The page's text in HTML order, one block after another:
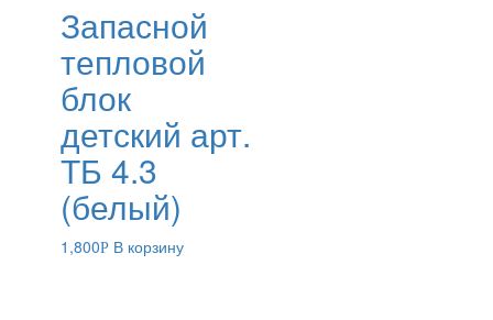
Запасной
тепловой
блок
детский арт.
ТБ 4.3
(белый)
1,800Р В корзину